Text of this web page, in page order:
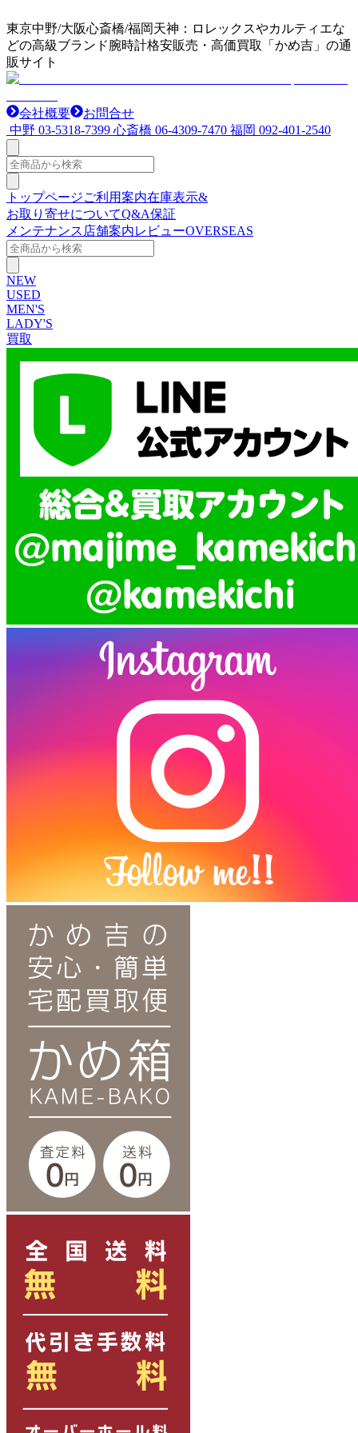
東京中野/大阪心斎橋/福岡天神：ロレックスやカルティエな
どの高級ブランド腕時計格安販売・高価買取「かめ吉」の通
販サイト
会社概要
お問合せ
中野 03-5318-7399 心斎橋 06-4309-7470 福岡 092-401-2540
トップページご利用案内在庫表示&
お取り寄せについてQ&A保証
メンテナンス 店舗案内レビューOVERSEAS
NEW
USED
MEN'S
LADY'S
買取